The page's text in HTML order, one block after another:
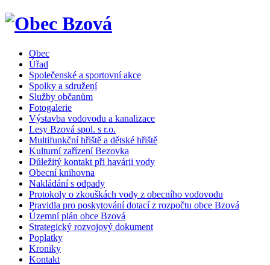
Obec
Úřad
Společenské a sportovní akce
Spolky a sdružení
Služby občanům
Fotogalerie
Výstavba vodovodu a kanalizace
Lesy Bzová spol. s r.o.
Multifunkční hřiště a dětské hřiště
Kulturní zařízení Bezovka
Důležitý kontakt při havárii vody
Obecní knihovna
Nakládání s odpady
Protokoly o zkouškách vody z obecního vodovodu
Pravidla pro poskytování dotací z rozpočtu obce Bzová
Územní plán obce Bzová
Strategický rozvojový dokument
Poplatky
Kroniky
Kontakt